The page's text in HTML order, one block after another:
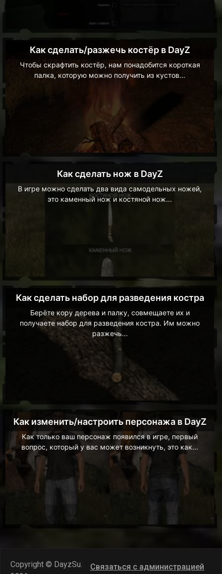
Как сделать/разжечь костёр в DayZ
Чтобы скрафтить костёр, нам понадобится короткая
палка, которую можно получить из кустов...
Как сделать нож в DayZ
В игре можно сделать два вида самодельных ножей,
это каменный нож и костяной нож...
Как сделать набор для разведения костра
Берёте кору дерева и палку, совмещаете их и
получаете набор для разведения костра. Им можно
разжечь...
Как изменить/настроить персонажа в DayZ
Как только ваш персонаж появился в игре, первый
вопрос, который у вас может возникнуть, это как...
Copyright © DayzSu.
Связаться с администрацией